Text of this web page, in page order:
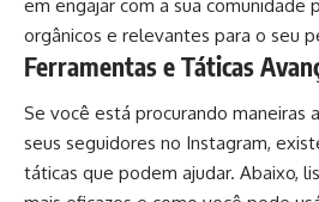
em engajar com a sua comunidade
orgânicos e relevantes para o seu
Ferramentas e Táticas
Se você está procurando maneiras
seus seguidores no Instagram,
táticas que podem ajudar. Abaixo,